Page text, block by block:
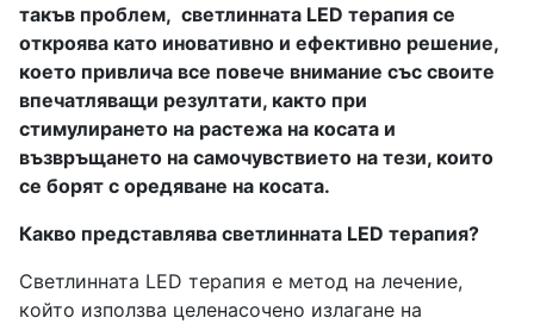
такъв проблем, светлинната LED терапия се
откроява като иновативно и ефективно решение,
което привлича все повече внимание със своите
впечатляващи резултати, както при
стимулирането на растежа на косата и
възвръщането на самочувствието на тези, които
се борят с оредяване на косата.
Какво представлява светлинната LED терапия?
Светлинната LED терапия е метод на лечение,
който използва целенасочено излагане на